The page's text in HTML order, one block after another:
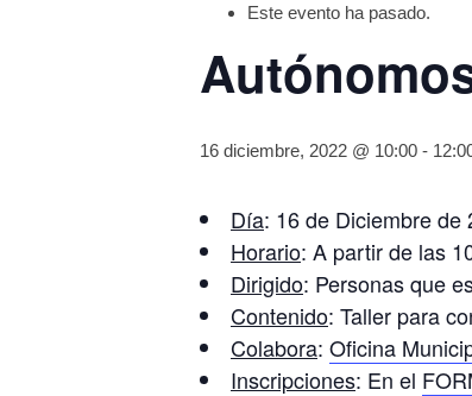
Este evento ha pasado.
16 diciembre, 2022 @ 10:00 -
Día: 16 de Diciembre de
Horario: A partir de las
Dirigido: Personas que
Contenido: Taller para
Colabora: Oficina
Inscripciones: En el